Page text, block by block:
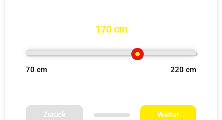
170 cm
70 cm 220 cm
Zurück Weiter